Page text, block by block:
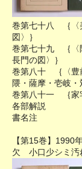
巻第七十八 ｛〈
図〉｝
巻第七十九 ｛〈
長門の図〉｝
巻第八十 ｛〈豊
隈・薩摩・壱岐・
巻第八十一 ｛家
各部解説
書名注
【第15巻】
欠 小口少シミ